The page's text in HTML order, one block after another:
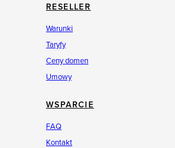
RESELLER
Warunki
Taryfy
Ceny domen
Umowy
WSPARCIE
FAQ
Kontakt